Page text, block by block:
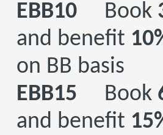
EBB10Book
and benefit
on BB basis
EBB15
Book
and benefit